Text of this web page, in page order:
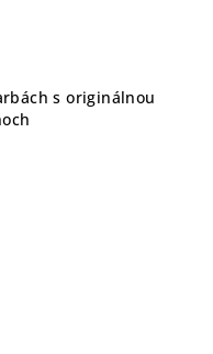
s originálnou